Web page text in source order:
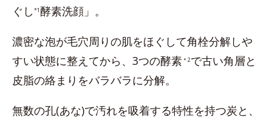
ぐし *1酵素洗顔」。
濃密な泡が毛穴周りの肌をほぐして角栓分解しや
すい状態に整えてから、3つの酵素＊2で古い角層と
皮脂の絡まりをバラバラに分解。
無数の孔(あな)で汚れを吸着する特性を持つ炭と、